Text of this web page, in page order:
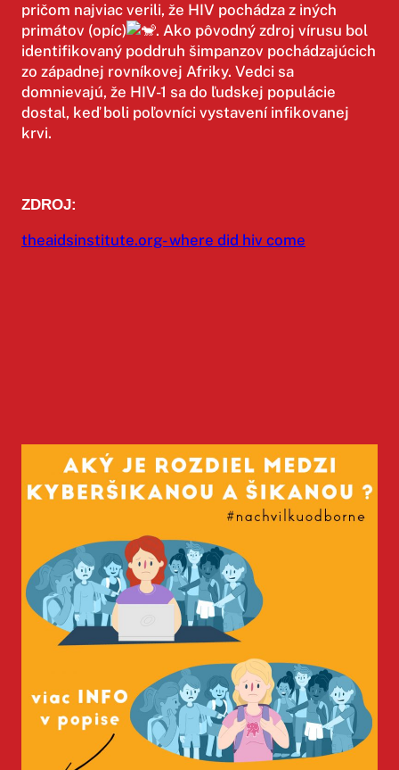
pričom najviac verili, že HIV pochádza z iných
primátov (opíc)
. Ako pôvodný zdroj vírusu bol
identifikovaný poddruh šimpanzov pochádzajúcich
zo západnej rovníkovej Afriky. Vedci sa
domnievajú, že HIV-1 sa do ľudskej populácie
dostal, keď boli poľovníci vystavení infikovanej
krvi.
ZDROJ:
theaidsinstitute.org- where did hiv come